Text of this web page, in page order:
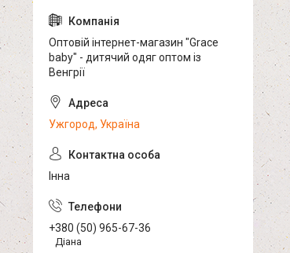
Оптовій інтернет-магазин "Grace
baby" - дитячий одяг оптом із
Венгрії
Ужгород, Україна
Інна
+380 (50) 965-67-36
Діана